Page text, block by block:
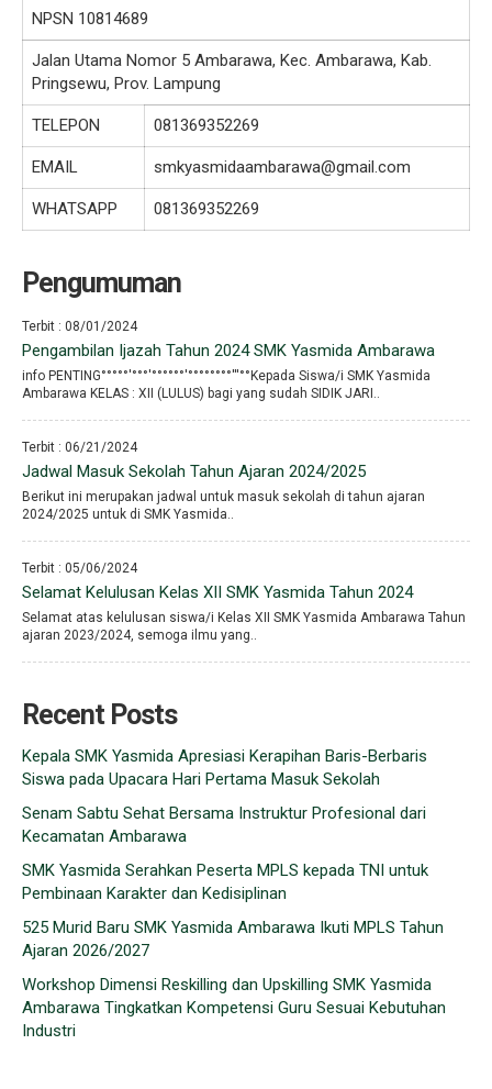
NPSN 10814689
Jalan Utama Nomor 5 Ambarawa, Kec. Ambarawa, Kab.
Pringsewu, Prov. Lampung
TELEPON 081369352269
EMAIL smkyasmidaambarawa@gmail.com
WHATSAPP 081369352269
Pengumuman
Terbit : 08/01/2024
Pengambilan Ijazah Tahun 2024 SMK Yasmida Ambarawa
info PENTING°°°°°′°°°′°°°°°°′°°°°°°°°′′′°°Kepada Siswa/i SMK Yasmida
Ambarawa KELAS : XII (LULUS) bagi yang sudah SIDIK JARI..
Terbit : 06/21/2024
Jadwal Masuk Sekolah Tahun Ajaran 2024/2025
Berikut ini merupakan jadwal untuk masuk sekolah di tahun ajaran
2024/2025 untuk di SMK Yasmida..
Terbit : 05/06/2024
Selamat Kelulusan Kelas XII SMK Yasmida Tahun 2024
Selamat atas kelulusan siswa/i Kelas XII SMK Yasmida Ambarawa Tahun
ajaran 2023/2024, semoga ilmu yang..
Recent Posts
Kepala SMK Yasmida Apresiasi Kerapihan Baris-Berbaris
Siswa pada Upacara Hari Pertama Masuk Sekolah
Senam Sabtu Sehat Bersama Instruktur Profesional dari
Kecamatan Ambarawa
SMK Yasmida Serahkan Peserta MPLS kepada TNI untuk
Pembinaan Karakter dan Kedisiplinan
525 Murid Baru SMK Yasmida Ambarawa Ikuti MPLS Tahun
Ajaran 2026/2027
Workshop Dimensi Reskilling dan Upskilling SMK Yasmida
Ambarawa Tingkatkan Kompetensi Guru Sesuai Kebutuhan
Industri